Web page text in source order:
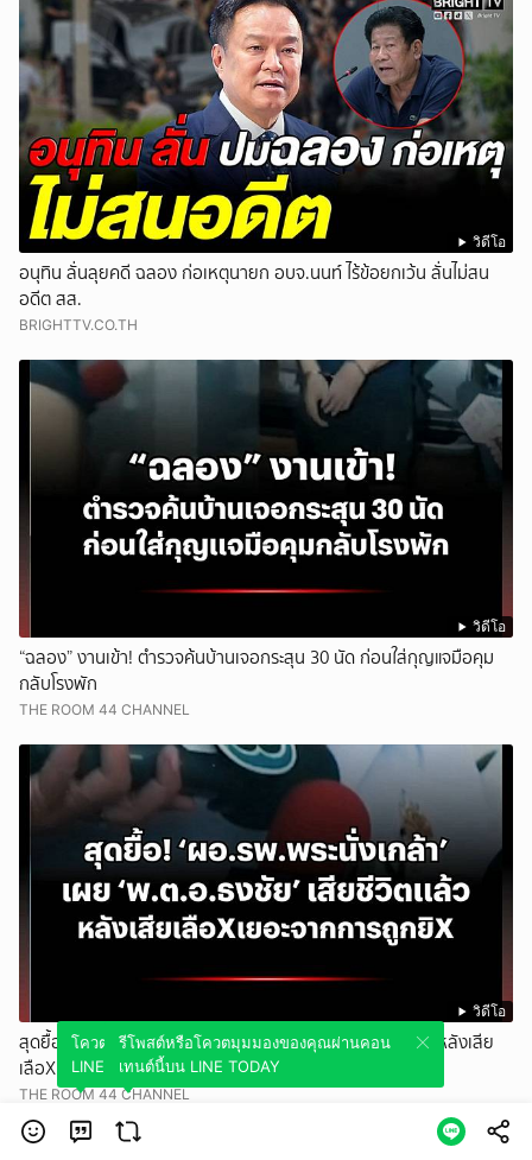
วิดีโอ
อนุทิน ลั่นลุยคดี ฉลอง ก่อเหตุนายก อบจ.นนท์ ไร้ข้อยกเว้น ลั่นไม่สน
อดีต สส.
BRIGHTTV.CO.TH
วิดีโอ
“ฉลอง” งานเข้า! ตำรวจค้นบ้านเจอกระสุน 30 นัด ก่อนใส่กุญแจมือคุม
กลับโรงพัก
THE ROOM 44 CHANNEL
วิดีโอ
สุดยื้อ! ‘ผอ.รพ.พระนั่งเกล้า’ เผย ‘พ.ต.อ.ธงชัย’ เสียชีวิตแล้ว หลังเสีย
เลือXเยอะจากการถูกยิX
THE ROOM 44 CHANNEL
โควตมุมมองของคุณผ่านคอนเทนต์นี้บน
LINE TODAY
รีโพสต์หรือโควตมุมมองของคุณผ่านคอน
เทนต์นี้บน LINE TODAY